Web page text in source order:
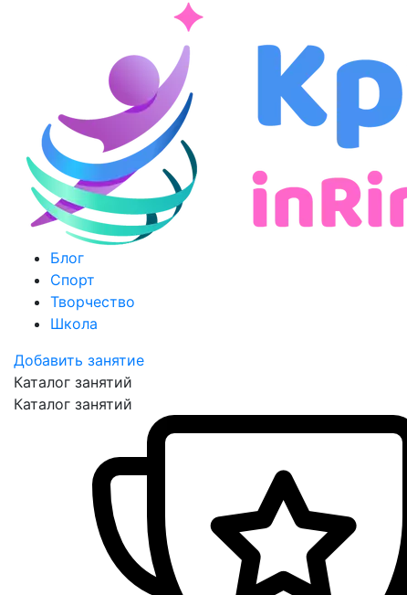
Блог
Спорт
Творчество
Школа
Добавить занятие
Каталог занятий
Каталог занятий